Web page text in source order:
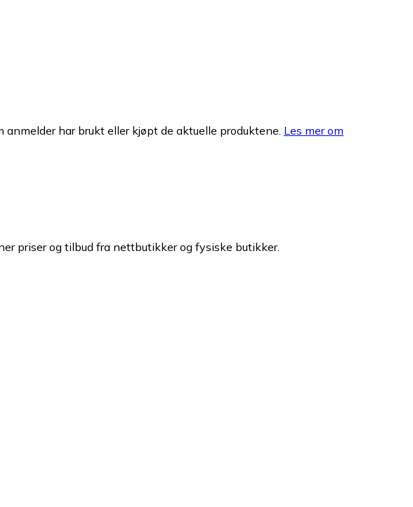
har brukt eller kjøpt de aktuelle produktene. Les mer om
priser og tilbud fra nettbutikker og fysiske butikker.